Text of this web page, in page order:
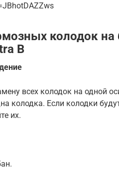
колодок
B
всех колодок на одной
колодка. Если колодки
их.